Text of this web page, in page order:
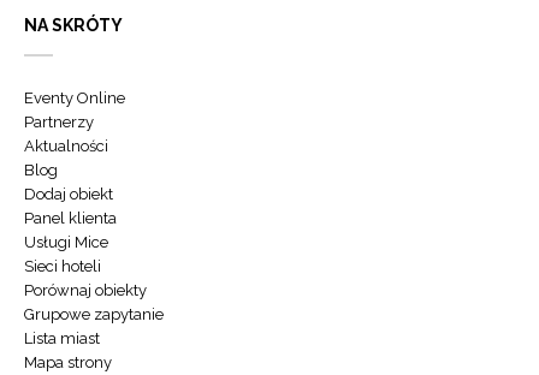
NA SKRÓTY
Eventy Online
Partnerzy
Aktualności
Blog
Dodaj obiekt
Panel klienta
Usługi Mice
Sieci hoteli
Porównaj obiekty
Grupowe zapytanie
Lista miast
Mapa strony